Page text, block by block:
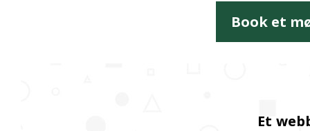
Book et
Et